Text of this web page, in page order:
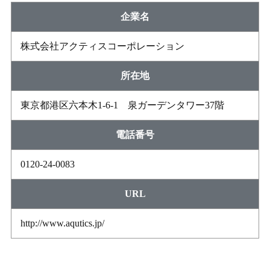
企業名
株式会社アクティスコーポレーション
所在地
東京都港区六本木1-6-1 泉ガーデンタワー37階
電話番号
0120-24-0083
URL
http://www.aqutics.jp/